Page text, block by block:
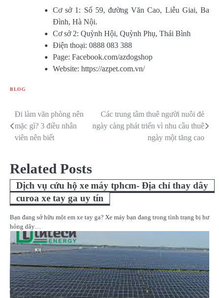
Cơ sở 1: Số 59, đường Văn Cao, Liễu Giai, Ba
Đình, Hà Nội.
Cơ sở 2: Quỳnh Hội, Quỳnh Phụ, Thái Bình
Điện thoại: 0888 083 388
Page: Facebook.com/azdogshop
Website: https://azpet.com.vn/
BLOG
Điều
hướng
viết
Đi làm văn phòng nên
mặc gì? 3 điều nhân
viên nên biết
Các trung tâm thuê người nuôi đẻ
ngày càng phát triển vì nhu cầu thuê
ngày một tăng cao
Related Posts
Dịch vụ cứu hộ xe máy tphcm- Địa chỉ thay dây
curoa xe tay ga uy tín
Bạn đang sở hữu một em xe tay ga? Xe máy bạn đang trong tình trạng bị hư
hỏng dây…